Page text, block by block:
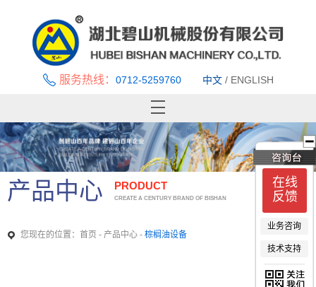
服务热线： 0712-5259760 中文/ ENGLISH
首页
关于碧山
新闻中心
产品中心
技术支持与服务
产品中心 PRODUCT
CREATE A CENTURY BRAND OF BISHAN
您现在的位置： 首页 - 产品中心 - 棕榈油设备
在线
反馈
业务咨询
技术支持